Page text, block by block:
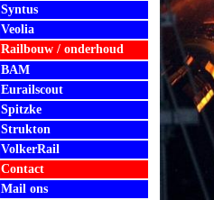
Syntus
Veolia
Railbouw / onderhoud
BAM
Eurailscout
Spitzke
Strukton
VolkerRail
Contact
Mail ons